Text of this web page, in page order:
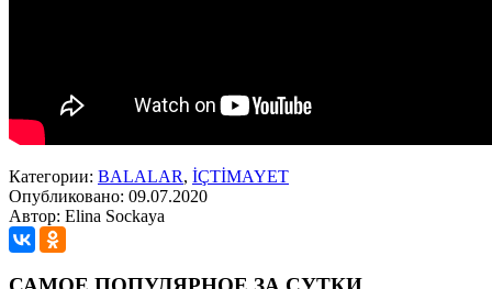
Категории: BALALAR, İÇTİMAYET
Опубликовано: 09.07.2020
Автор: Elina Sockaya